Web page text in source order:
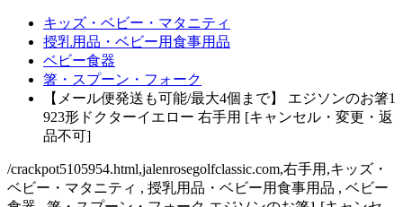
キッズ・ベビー・マタニティ
授乳用品・ベビー用食事用品
ベビー食器
箸・スプーン・フォーク
【メール便発送も可能/最大4個まで】 エジソンのお箸1
923形ドクターイエロー 右手用 [キャンセル・変更・返
品不可]
/crackpot5105954.html,jalenrosegolfclassic.com,右手用,キッズ・
ベビー・マタニティ , 授乳用品・ベビー用食事用品 , ベビー